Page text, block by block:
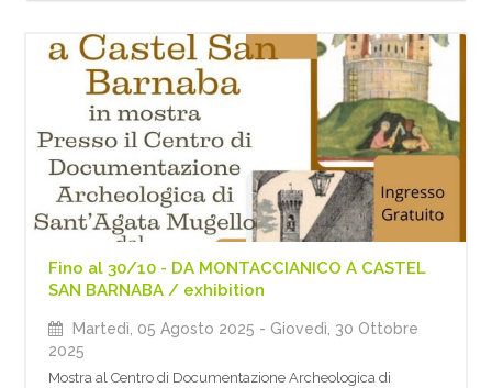
Fino al 30/10 - DA MONTACCIANICO A CASTEL
SAN BARNABA / exhibition
Martedì, 05 Agosto 2025 - Giovedì, 30 Ottobre
2025
Mostra al Centro di Documentazione Archeologica di